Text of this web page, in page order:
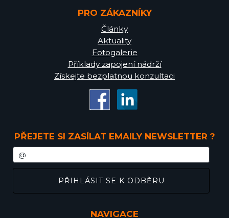
PRO ZÁKAZNÍKY
Články
Aktuality
Fotogalerie
Příklady zapojení nádrží
Získejte bezplatnou konzultaci
PŘEJETE SI ZASÍLAT EMAILY NEWSLETTER ?
NAVIGACE